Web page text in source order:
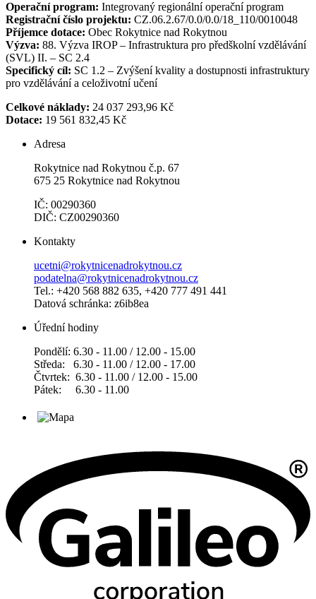
Operační program: Integrovaný regionální operační program
Registrační číslo projektu: CZ.06.2.67/0.0/0.0/18_110/0010048
Příjemce dotace: Obec Rokytnice nad Rokytnou
Výzva: 88. Výzva IROP – Infrastruktura pro předškolní vzdělávání
(SVL) II. – SC 2.4
Specifický cíl: SC 1.2 – Zvýšení kvality a dostupnosti infrastruktury
pro vzdělávání a celoživotní učení
Celkové náklady: 24 037 293,96 Kč
Dotace: 19 561 832,45 Kč
Adresa
Rokytnice nad Rokytnou č.p. 67
675 25 Rokytnice nad Rokytnou
IČ: 00290360
DIČ: CZ00290360
Kontakty
ucetni@rokytnicenadrokytnou.cz
podatelna@rokytnicenadrokytnou.cz
Tel.: +420 568 882 635, +420 777 491 441
Datová schránka: z6ib8ea
Úřední hodiny
Pondělí: 6.30 - 11.00 / 12.00 - 15.00
Středa: 6.30 - 11.00 / 12.00 - 17.00
Čtvrtek: 6.30 - 11.00 / 12.00 - 15.00
Pátek: 6.30 - 11.00